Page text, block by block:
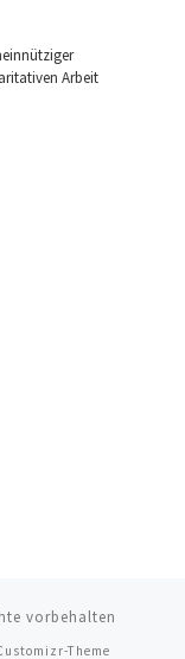
Arbeit
vorbehalten
Theme